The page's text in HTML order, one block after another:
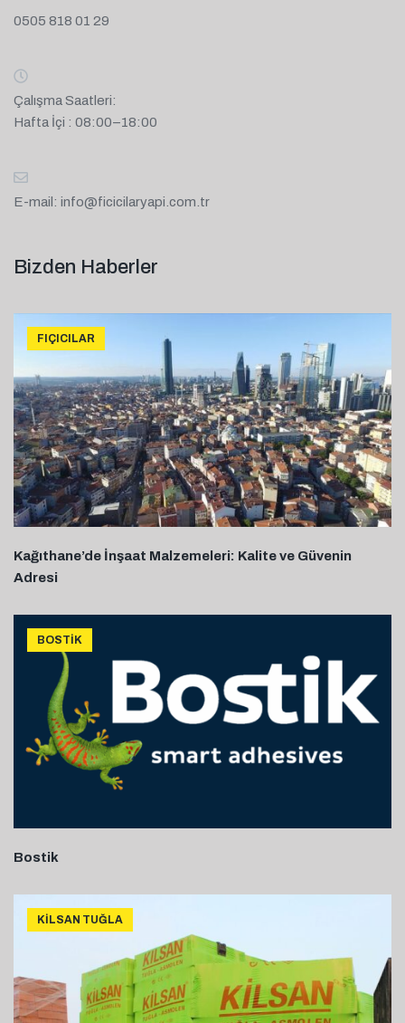
Bizden Haberler
FIÇICILAR
Kağıthane’de İnşaat Malzemeleri: Kalite ve Güvenin
Adresi
BOSTIK
Bostik
KILSAN TUĞLA
0505 818 01 29
Çalışma Saatleri:
Hafta İçi : 08:00–18:00
E-mail: info@ficicilaryapi.com.tr